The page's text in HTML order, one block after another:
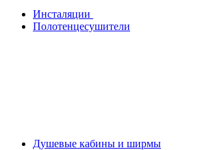
Инсталяции
Полотенцесушители
Душевые кабины и ширмы